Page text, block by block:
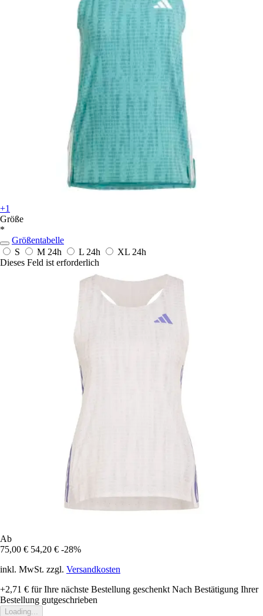
+1
Größe
*
Größentabelle
S
M 24h L 24h XL 24h
Dieses Feld ist erforderlich
Ab
75,00 € 54,20 € -28%
inkl. MwSt. zzgl. Versandkosten
+2,71 € für Ihre nächste Bestellung geschenkt Nach Bestätigung Ihrer
Bestellung gutgeschrieben
Loading...